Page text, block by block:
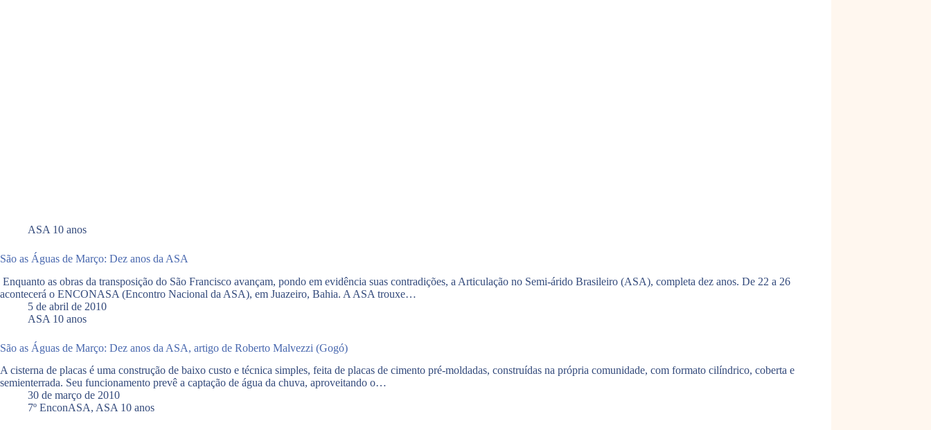
ASA 10 anos
São as Águas de Março: Dez anos da ASA
Enquanto as obras da transposição do São Francisco avançam, pondo em evidência suas contradições, a Articulação no Semi-árido Brasileiro (ASA), completa dez anos. De 22 a 26
acontecerá o ENCONASA (Encontro Nacional da ASA), em Juazeiro, Bahia. A ASA trouxe…
5 de abril de 2010
ASA 10 anos
São as Águas de Março: Dez anos da ASA, artigo de Roberto Malvezzi (Gogó)
A cisterna de placas é uma construção de baixo custo e técnica simples, feita de placas de cimento pré-moldadas, construídas na própria comunidade, com formato cilíndrico, coberta e
semienterrada. Seu funcionamento prevê a captação de água da chuva, aproveitando o…
30 de março de 2010
7º EnconASA, ASA 10 anos